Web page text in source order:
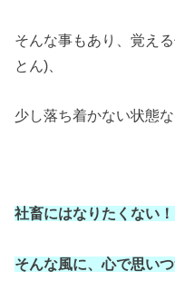
そんな事もあり、覚え
とん)、
少し落ち着かない状態
社畜にはなりたくない
そんな風に、心で思い